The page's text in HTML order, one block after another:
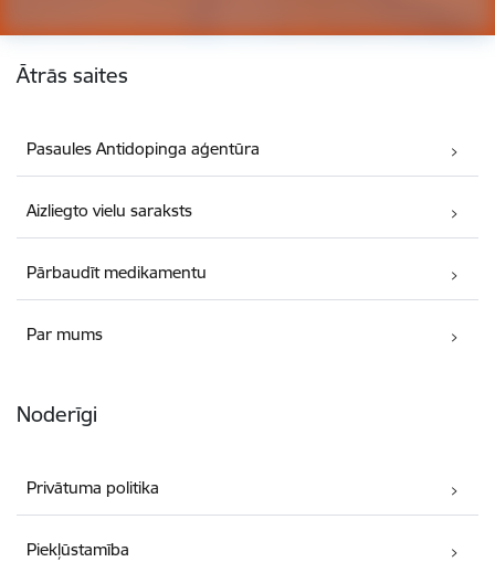
Ātrās saites
Pasaules Antidopinga aģentūra
Aizliegto vielu saraksts
Pārbaudīt medikamentu
Par mums
Noderīgi
Privātuma politika
Piekļūstamība